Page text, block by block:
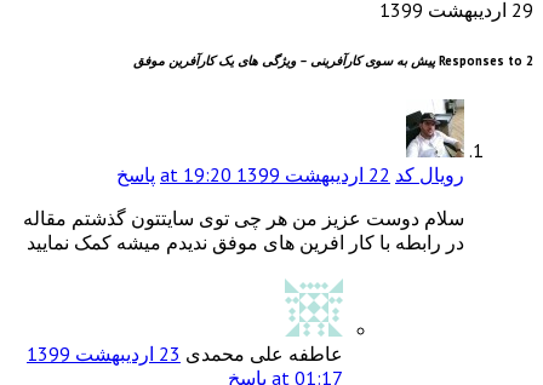
سوی کارآفرینی – ویژگی های یک کارآفرین موفق
پاسخ
عزیز من هر چی توی سایتتون گذشتم مقاله
با کار افرین های موفق ندیدم میشه کمک نمایید
عاطفه علی محمدی
23 اردیبهشت 1399